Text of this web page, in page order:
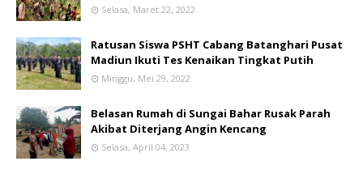
Selasa, Maret 22, 2022
Ratusan Siswa PSHT Cabang Batanghari Pusat
Madiun Ikuti Tes Kenaikan Tingkat Putih
Minggu, Mei 29, 2022
Belasan Rumah di Sungai Bahar Rusak Parah
Akibat Diterjang Angin Kencang
Selasa, April 04, 2023